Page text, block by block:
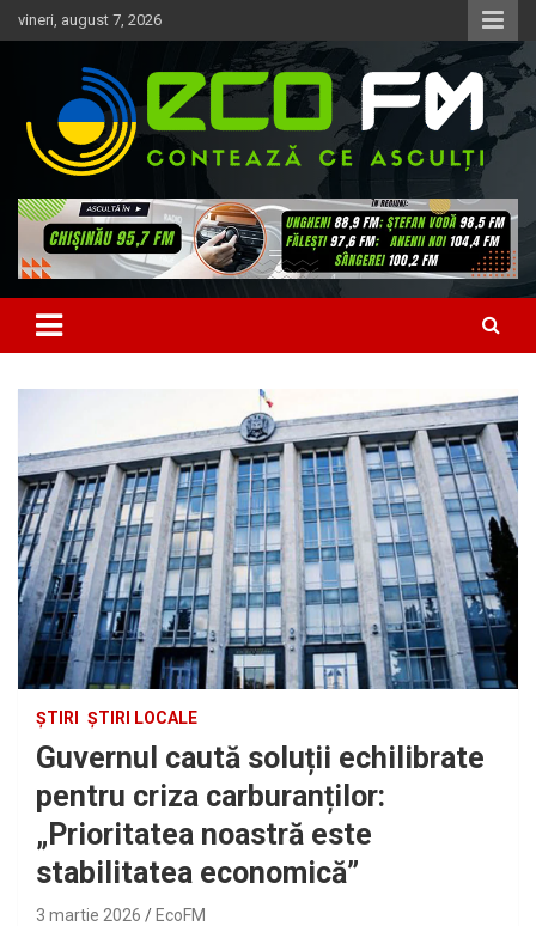
Skip
to
vineri, august 7, 2026
EcoFM
ȘTIRI ȘTIRI LOCALE
Guvernul caută soluții echilibrate
pentru criza carburanților:
„Prioritatea noastră este
stabilitatea economică”
3 martie 2026 EcoFM